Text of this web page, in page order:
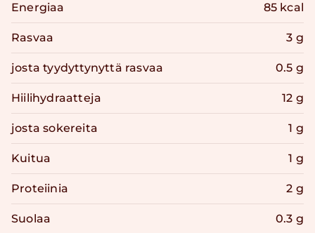
Energiaa 85 kcal
Rasvaa 3 g
josta tyydyttynyttä rasvaa 0.5 g
Hiilihydraatteja 12 g
josta sokereita 1 g
Kuitua 1 g
Proteiinia 2 g
Suolaa 0.3 g